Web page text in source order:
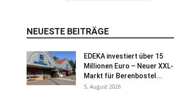
NEUESTE BEITRÄGE
EDEKA investiert über 15
Millionen Euro – Neuer XXL-
Markt für Berenbostel...
5. August 2026